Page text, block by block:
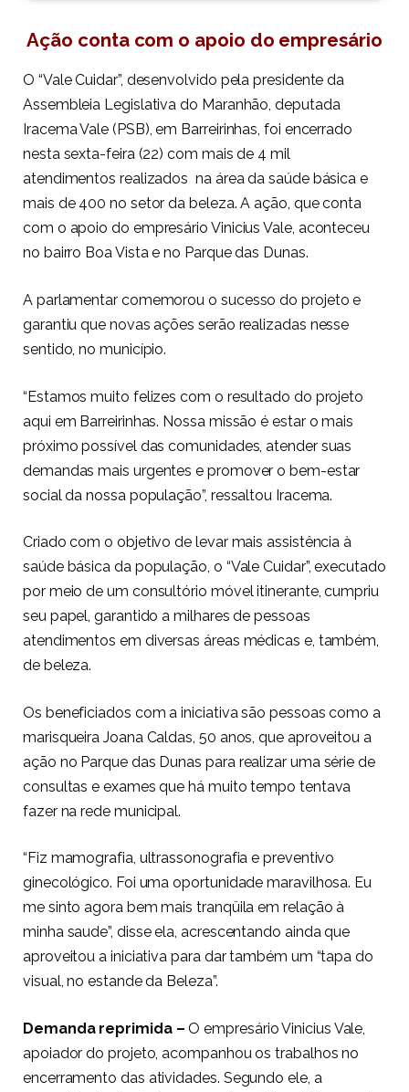
Ação conta com o apoio do empresário
O “Vale Cuidar”, desenvolvido pela presidente da
Assembleia Legislativa do Maranhão, deputada
Iracema Vale (PSB), em Barreirinhas, foi encerrado
nesta sexta-feira (22) com mais de 4 mil
atendimentos realizados na área da saúde básica e
mais de 400 no setor da beleza. A ação, que conta
com o apoio do empresário Vinicius Vale, aconteceu
no bairro Boa Vista e no Parque das Dunas.
A parlamentar comemorou o sucesso do projeto e
garantiu que novas ações serão realizadas nesse
sentido, no município.
“Estamos muito felizes com o resultado do projeto
aqui em Barreirinhas. Nossa missão é estar o mais
próximo possível das comunidades, atender suas
demandas mais urgentes e promover o bem-estar
social da nossa população”, ressaltou Iracema.
Criado com o objetivo de levar mais assistência à
saúde básica da população, o “Vale Cuidar”, executado
por meio de um consultório móvel itinerante, cumpriu
seu papel, garantido a milhares de pessoas
atendimentos em diversas áreas médicas e, também,
de beleza.
Os beneficiados com a iniciativa são pessoas como a
marisqueira Joana Caldas, 50 anos, que aproveitou a
ação no Parque das Dunas para realizar uma série de
consultas e exames que há muito tempo tentava
fazer na rede municipal.
“Fiz mamografia, ultrassonografia e preventivo
ginecológico. Foi uma oportunidade maravilhosa. Eu
me sinto agora bem mais tranqüila em relação à
minha saude”, disse ela, acrescentando ainda que
aproveitou a iniciativa para dar também um “tapa do
visual, no estande da Beleza”.
Demanda reprimida –O empresário Vinicius Vale,
apoiador do projeto, acompanhou os trabalhos no
encerramento das atividades. Segundo ele, a